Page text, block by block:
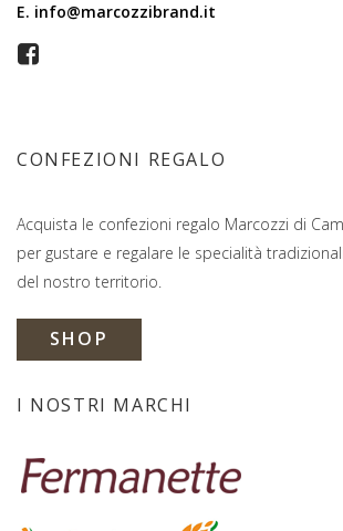
E. info@marcozzibrand.it
CONFEZIONI REGALO
Acquista le confezioni regalo Marcozzi di
per gustare e regalare le specialità tradizionali
del nostro territorio.
SHOP
I NOSTRI MARCHI